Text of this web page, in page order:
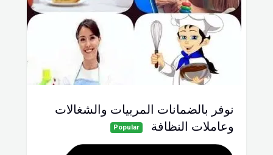
نوفر بالضمانات المربيات والشغالات
وعاملات النظافة
Popular